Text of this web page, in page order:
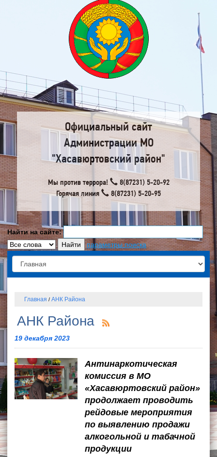
Официальный сайт
Администрации МО
"Хасавюртовский район"
Мы против террора!
8(87231) 5-20-92
Горячая линия
8(87231) 5-20-95
Найти на сайте:
параметры поиска
Главная / АНК Района
АНК Района
19 декабря 2023
Антинаркотическая
комиссия в МО
«Хасавюртовский район»
продолжает проводить
рейдовые мероприятия
по выявлению продажи
алкогольной и табачной
продукции